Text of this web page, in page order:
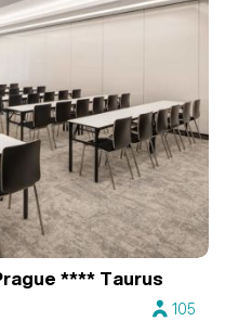
**** Taurus
105